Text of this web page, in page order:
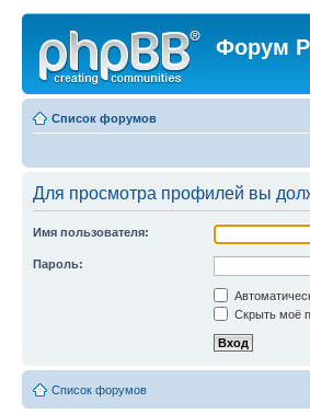
Форум
Список форумов
Для просмотра профилей вы
Имя пользователя:
Пароль:
Скрыть моё
Список форумов